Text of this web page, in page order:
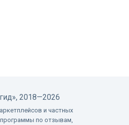
2018—2026
и частных
по отзывам,